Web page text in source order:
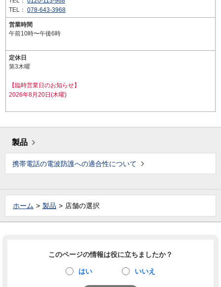
TEL： 078-643-3968
営業時間
午前10時〜午後6時
定休日
第3木曜
【臨時営業日のお知らせ】
2026年8月20日(木曜)
製品
携帯電話の電波防護への適合性について
ホーム 製品 店舗の選択
このページの情報は役に立ちましたか？
はい いいえ